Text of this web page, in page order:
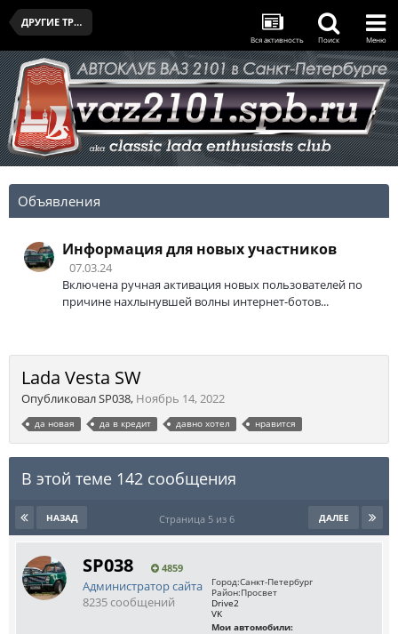
ДРУГИЕ ТРАНСПОРТНЫЕ СРЕДСТВА УЧАСТНИКОВ КЛУБА
Вся активность Поиск Меню
Объявления
Информация для новых участников
07.03.24
Включена ручная активация новых пользователей по
причине нахлынувшей волны интернет-ботов...
Lada Vesta SW
ОпубликовалSP038, Ноябрь 14, 2022
да новая да в кредит давно хотел нравится
В этой теме 142 сообщения
НАЗАД ДАЛЕЕ
Страница 5 из 6
SP038 4859
Администратор сайта
8235 сообщений
Город:Санкт-Петербург
Район:Просвет
Drive2
VK
Мои автомобили: